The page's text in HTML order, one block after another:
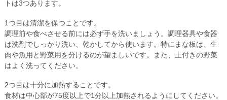
トは3つあります。
1つ目は清潔を保つことです。
調理前や食べさせる前には必ず手を洗いましょう。調理器具や食器
は洗剤でしっかり洗い、乾かしてから使います。特にまな板は、生
肉や魚用と野菜用を分けるのが望ましいです。また、土付きの野菜
はよく洗ってください。
2つ目は十分に加熱することです。
食材は中心部が75度以上で1分以上加熱されるようにしてください。